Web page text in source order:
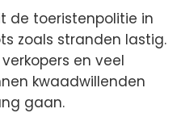
de toeristenpolitie in
zoals stranden lastig.
en veel
kwaadwillenden
gaan.